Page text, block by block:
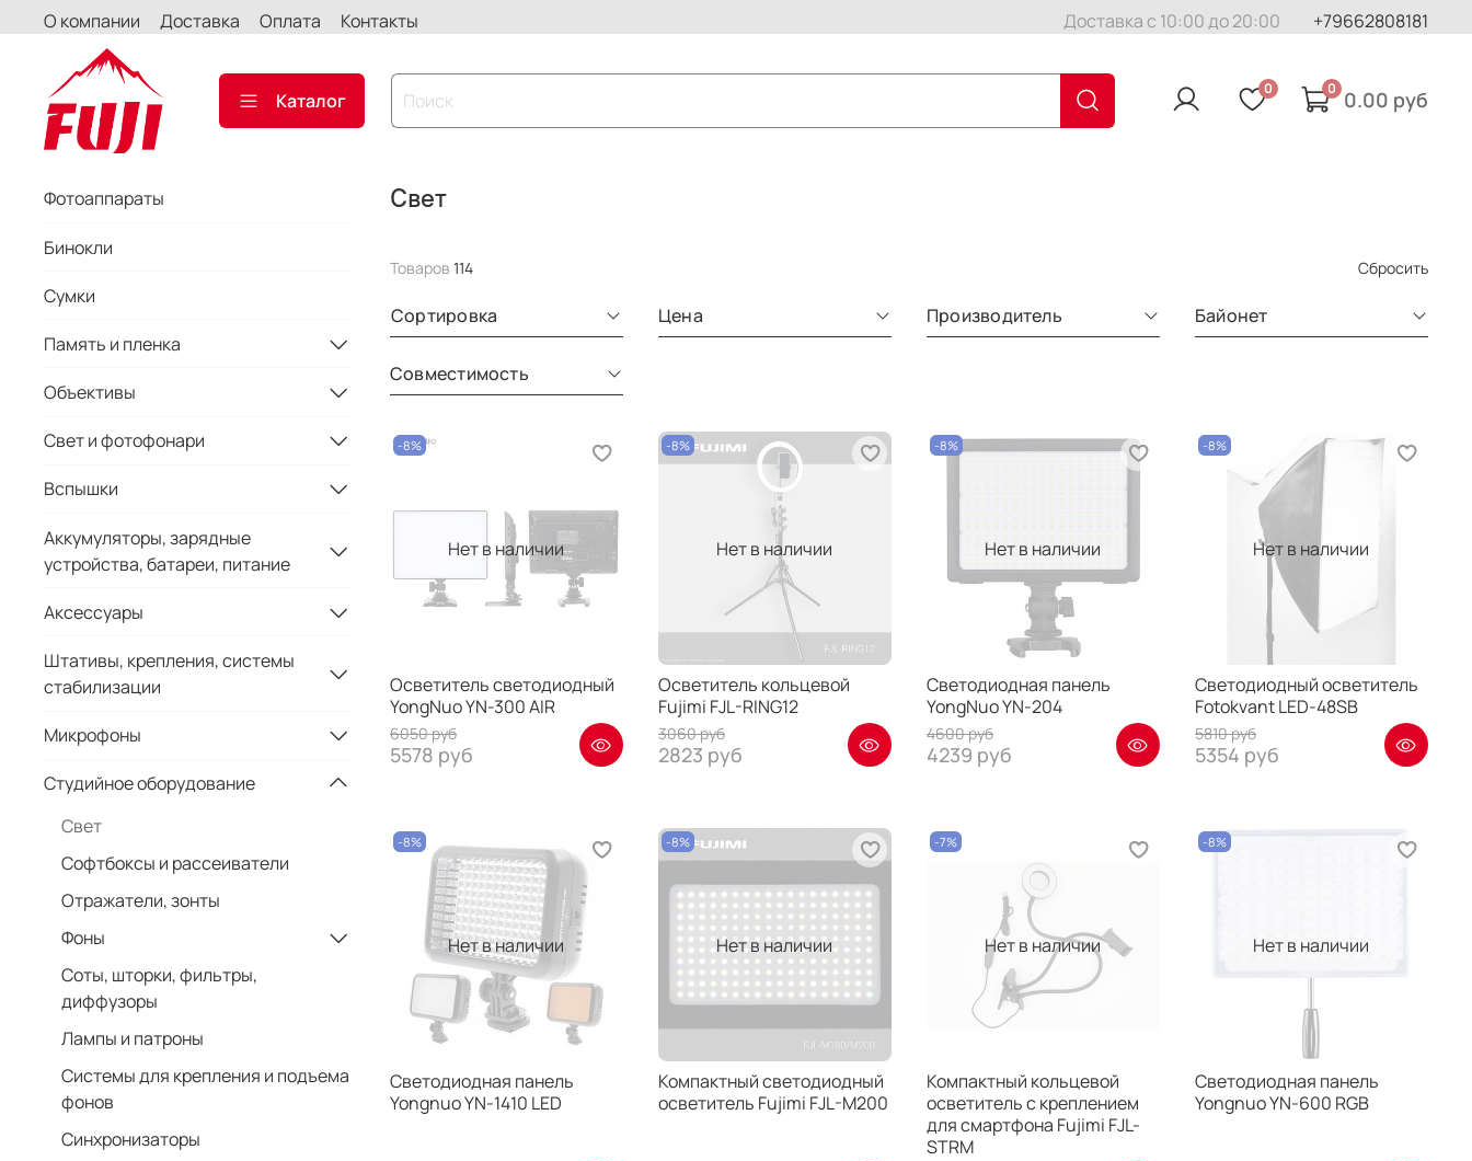
О компании Доставка Оплата Контакты Доставка с 10:00 до 20:00 +79662808181
Каталог
0 0 0.00 руб
Свет
Товаров 114 Сбросить
Сортировка Цена Производитель Байонет
Совместимость
Нет в наличии
-8%
Осветитель светодиодный
YongNuo YN-300 AIR
6050 руб
5578 руб
Нет в наличии
-8%
Осветитель кольцевой
Fujimi FJL-RING12
3060 руб
2823 руб
Нет в наличии
-8%
Светодиодная панель
YongNuo YN-204
4600 руб
4239 руб
Нет в наличии
-8%
Светодиодный осветитель
Fotokvant LED-48SB
5810 руб
5354 руб
Нет в наличии
-8%
Светодиодная панель
Yongnuo YN-1410 LED
Нет в наличии
-8%
Компактный светодиодный
осветитель Fujimi FJL-M200
Нет в наличии
-7%
Компактный кольцевой
осветитель с креплением
для смартфона Fujimi FJL-
STRM
Нет в наличии
-8%
Светодиодная панель
Yongnuo YN-600 RGB
Фотоаппараты
Бинокли
Сумки
Память и пленка
Объективы
Свет и фотофонари
Вспышки
Аккумуляторы, зарядные
устройства, батареи, питание
Аксессуары
Штативы, крепления, системы
стабилизации
Микрофоны
Студийное оборудование
Свет
Софтбоксы и рассеиватели
Отражатели, зонты
Фоны
Соты, шторки, фильтры,
диффузоры
Лампы и патроны
Системы для крепления и подъема
фонов
Синхронизаторы